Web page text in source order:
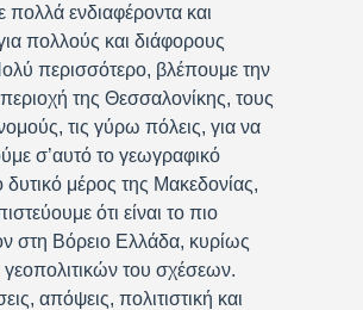
πολλά ενδιαφέροντα και
πολλούς και διάφορους
περισσότερο, βλέπουμε την
της Θεσσαλονίκης, τους
τις γύρω πόλεις, για να
σ’αυτό το γεωγραφικό
μέρος της Μακεδονίας,
ότι είναι το πιο
στη Βόρειο Ελλάδα, κυρίως
του σχέσεων.
απόψεις, πολιτιστική και